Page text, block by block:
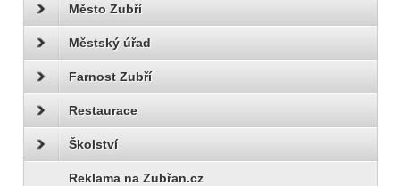
Město Zubří
Městský úřad
Farnost Zubří
Restaurace
Školství
Reklama na Zubřan.cz